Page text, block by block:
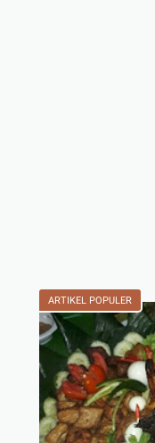
ARTIKEL POPULER